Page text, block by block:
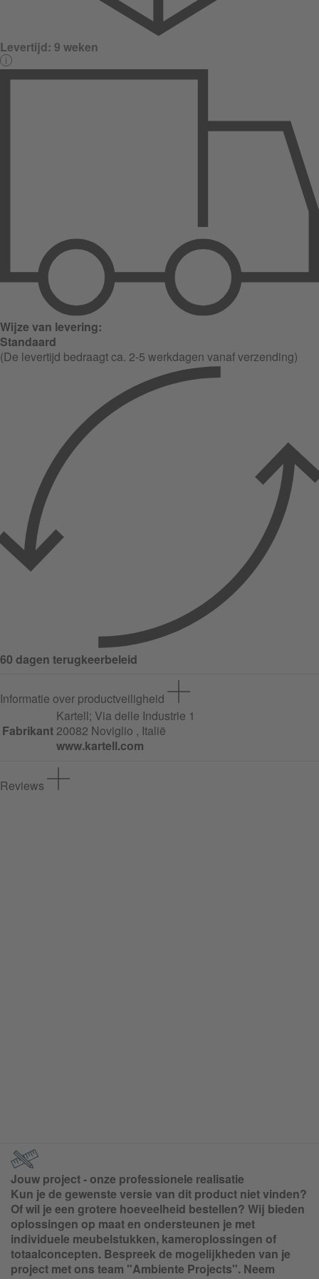
Levertijd: 9 weken
Wijze van levering:
Standaard
(De levertijd bedraagt ca. 2-5 werkdagen vanaf verzending)
60 dagen terugkeerbeleid
Informatie over productveiligheid
Fabrikant
Kartell; Via delle Industrie 1
20082 Noviglio , Italië
www.kartell.com
Reviews
Jouw project - onze professionele realisatie
Kun je de gewenste versie van dit product niet vinden?
Of wil je een grotere hoeveelheid bestellen? Wij bieden
oplossingen op maat en ondersteunen je met
individuele meubelstukken, kameroplossingen of
totaalconcepten. Bespreek de mogelijkheden van je
project met ons team "Ambiente Projects". Neem